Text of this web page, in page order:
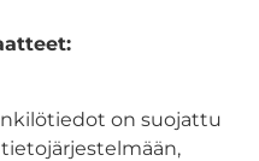
on suojattu